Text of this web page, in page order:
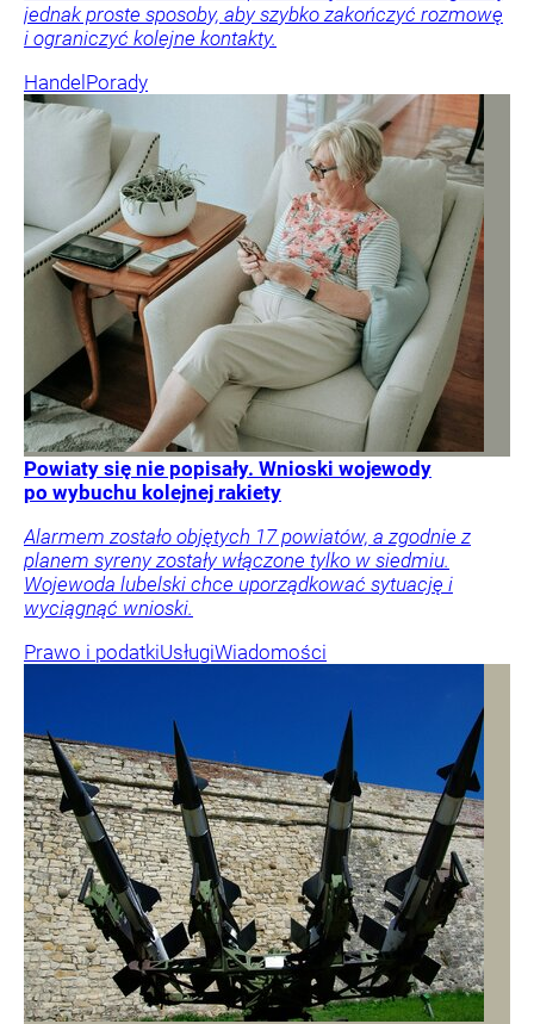
jednak proste sposoby, aby szybko zakończyć rozmowę
i ograniczyć kolejne kontakty.
HandelPorady
Powiaty się nie popisały. Wnioski wojewody
po wybuchu kolejnej rakiety
Alarmem zostało objętych 17 powiatów, a zgodnie z
planem syreny zostały włączone tylko w siedmiu.
Wojewoda lubelski chce uporządkować sytuację i
wyciągnąć wnioski.
Prawo i podatkiUsługiWiadomości